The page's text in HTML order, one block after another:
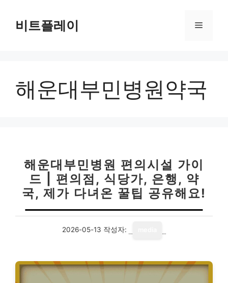
비트플레이 메
해운대부민병원약국
해운대부민병원 편의시설 가이
드 | 편의점, 식당가, 은행, 약
국, 제가 다녀온 꿀팁 공유해요!
2026-05-13 작성자: